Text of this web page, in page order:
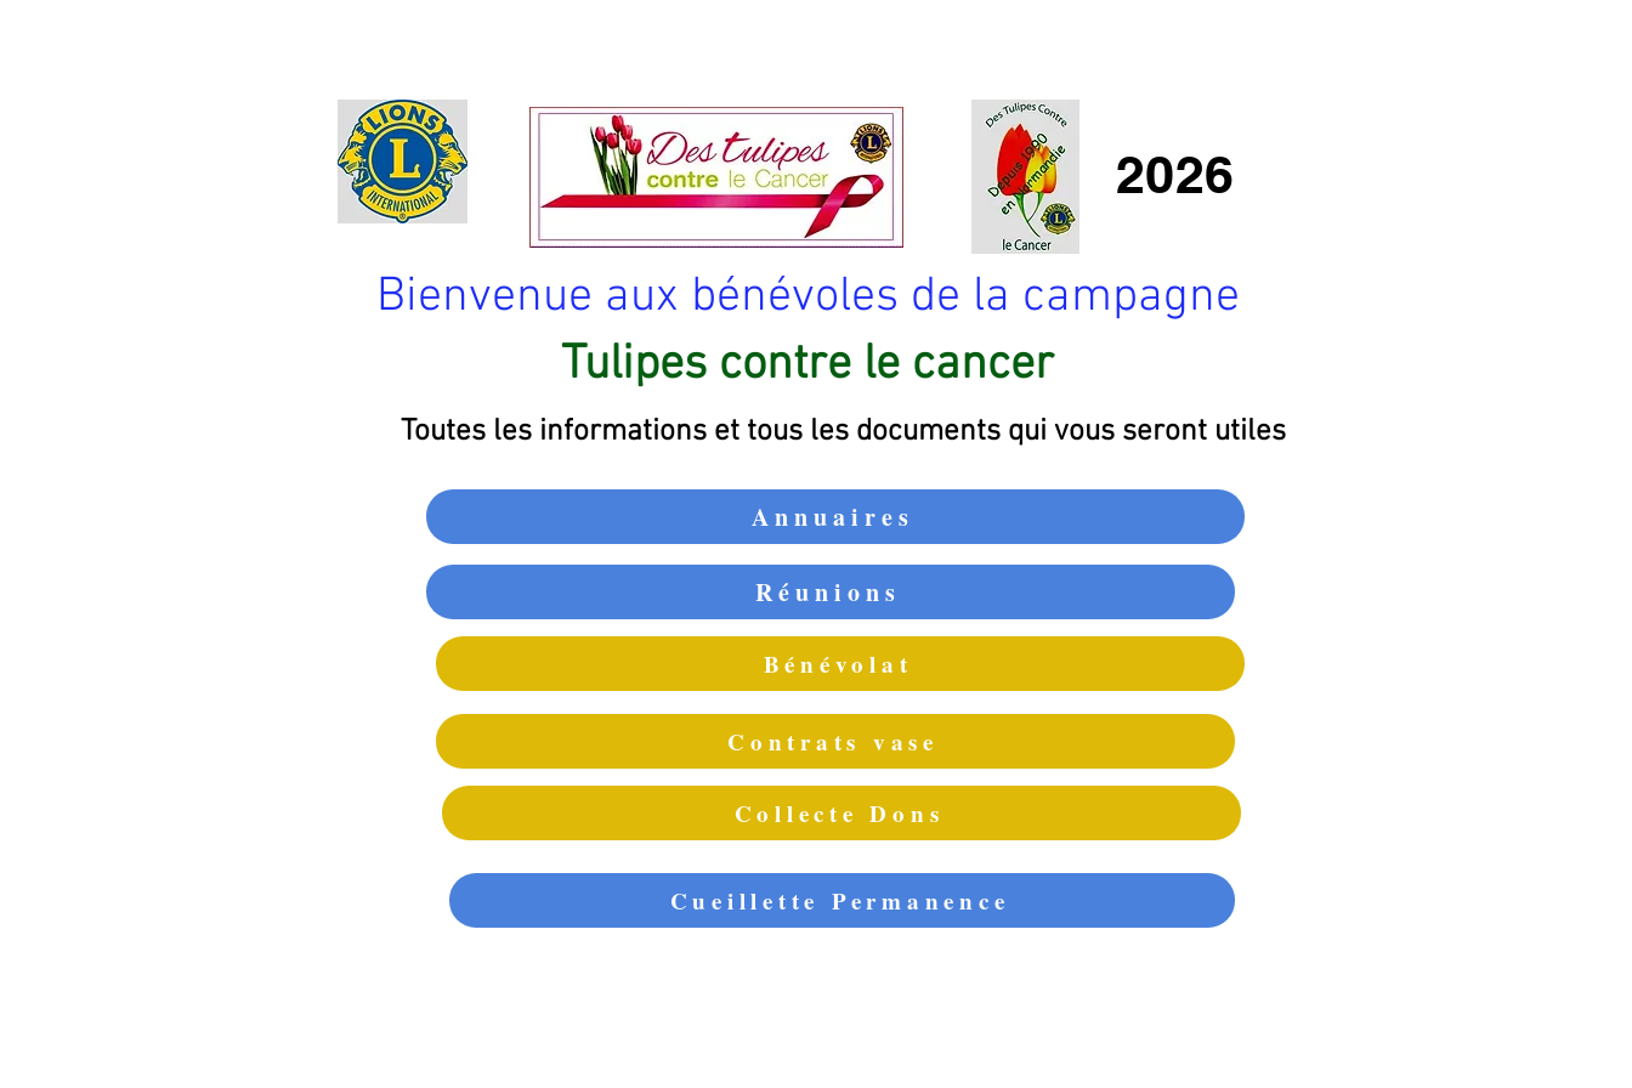
2026
Bienvenue aux bénévoles de la campagne
Tulipes contre le cancer
Toutes les informations et tous les documents qui vous seront utiles
Annuaires
Réunions
Bénévolat
Contrats vase
Collecte Dons
Cueillette Permanence